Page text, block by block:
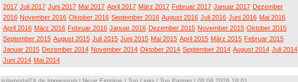
2017 Juli 2017 Juni 2017 Mai 2017 April 2017 März 2017 Februar 2017 Januar 2017 Dezember
2016 November 2016 Oktober 2016 September 2016 August 2016 Juli 2016 Juni 2016 Mai 2016
April 2016 März 2016 Februar 2016 Januar 2016 Dezember 2015 November 2015 Oktober 2015
September 2015 August 2015 Juli 2015 Juni 2015 Mai 2015 April 2015 März 2015 Februar 2015
Januar 2015 Dezember 2014 November 2014 Oktober 2014 September 2014 August 2014 Juli 2014
Juni 2014 Mai 2014
solarportal24.de Impressum | Neue Einträge | Top Links | Top Partner | 08.08.2026 16:01